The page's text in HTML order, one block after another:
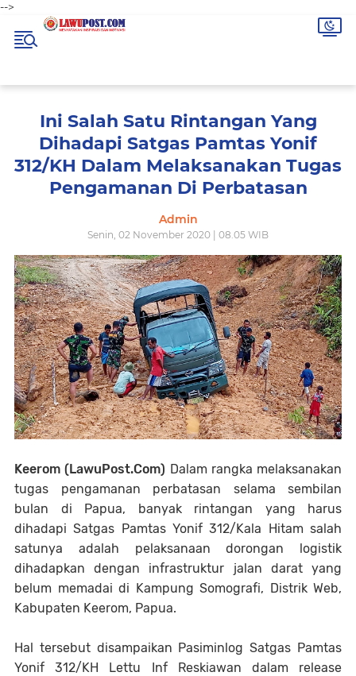
-->
Ini Salah Satu Rintangan Yang
Dihadapi Satgas Pamtas Yonif
312/KH Dalam Melaksanakan Tugas
Pengamanan Di Perbatasan
Admin
Senin, 02 November 2020 | 08.05 WIB
Keerom (LawuPost.Com) Dalam rangka melaksanakan
tugas pengamanan perbatasan selama sembilan
bulan di Papua, banyak rintangan yang harus
dihadapi Satgas Pamtas Yonif 312/Kala Hitam salah
satunya adalah pelaksanaan dorongan logistik
dihadapkan dengan infrastruktur jalan darat yang
belum memadai di Kampung Somografi, Distrik Web,
Kabupaten Keerom, Papua.
Hal tersebut disampaikan Pasiminlog Satgas Pamtas
Yonif 312/KH Lettu Inf Reskiawan dalam release